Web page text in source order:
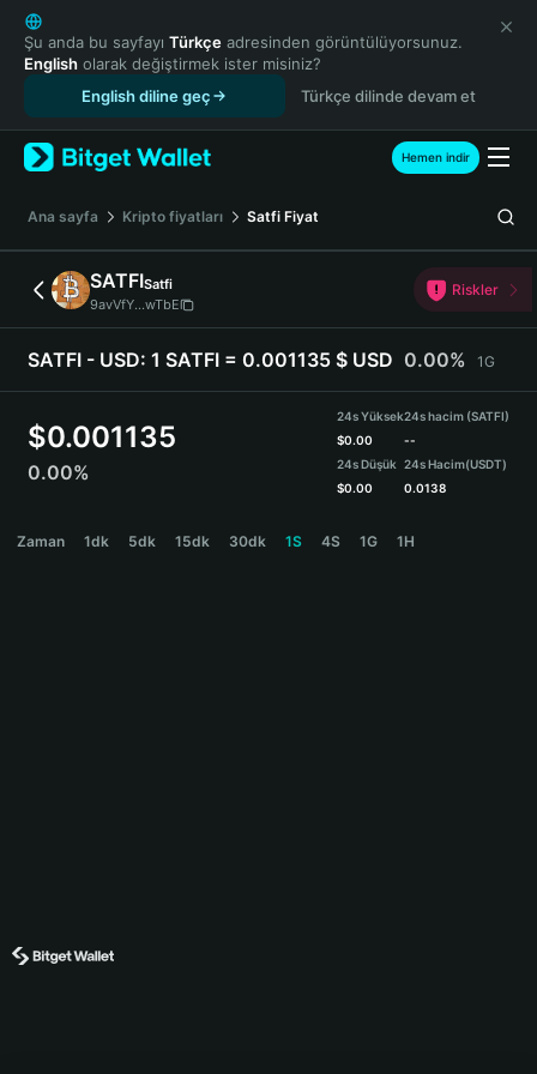
English
日本語
Tiếng Việt
Español (Latinoamérica)
Türkçe
Français
Deutsch
简体中文
繁體中文
Português (Portugal)
Bahasa Indonesia
ภาษาไทย
Español
Español (Argentina)
Şu anda bu sayfayı Türkçe adresinden görüntülüyorsunuz.
English olarak değiştirmek ister misiniz?
English diline geç
Türkçe dilinde devam et
Hemen indir
Ana sayfa Kripto fiyatları Satfi Fiyat
SATFISatfi
9avVfY...wTbE
Riskler
SATFI - USD: 1 SATFI = 0.001135 $ USD 0.00% 1G
$0.001135
0.00%
24s Yüksek
$0.00
24s Düşük
$0.00
24s hacim (SATFI)
--
24s Hacim(USDT)
0.0138
Zaman 1dk 5dk 15dk 30dk 1S 4S 1G 1H